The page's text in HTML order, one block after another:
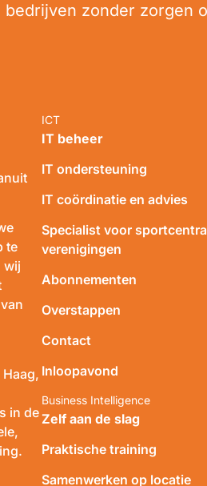
zonder zorgen
te
wij
in de
ICT
IT beheer
IT ondersteuning
IT coördinatie en advies
Specialist voor
verenigingen
Abonnementen
Overstappen
Contact
Inloopavond
Business Intelligence
Zelf aan de slag
Praktische training
Samenwerken op locatie